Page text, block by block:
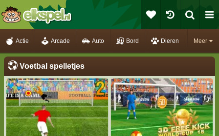
Meer
Actie Arcade Auto Bord Dieren
Voetbal spelletjes